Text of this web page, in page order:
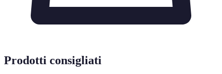
Prodotti consigliati